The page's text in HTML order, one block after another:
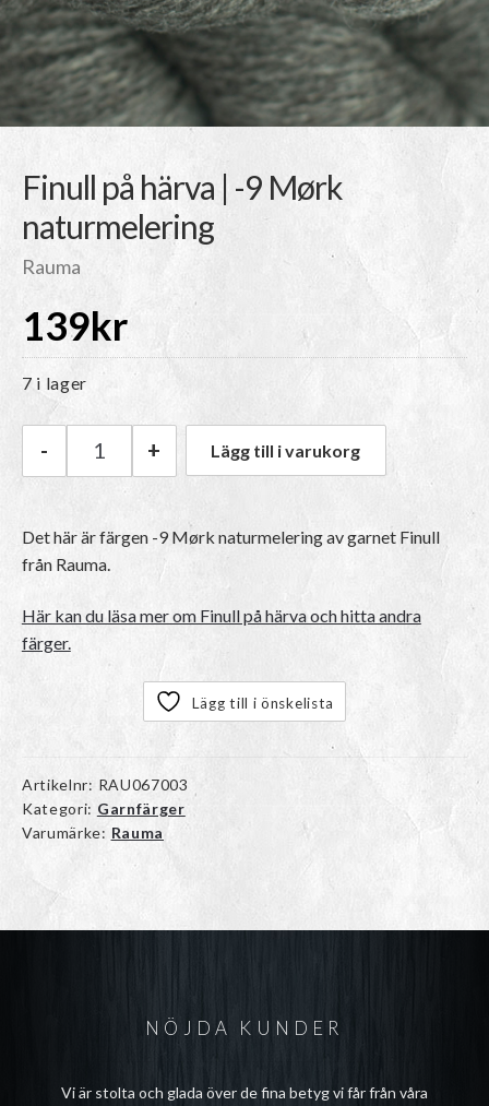
Finull på härva | -9 Mørk
naturmelering
Rauma
139kr
7 i lager
Rauma Finull på härva | -9 Mørk naturmelering
- + Lägg till i varukorg
Det här är färgen -9 Mørk naturmeleringav garnet Finull
från Rauma.
Här kan du läsa mer om Finull på härva och hitta andra
färger.
Lägg till i önskelista
Artikelnr: RAU067003
Kategori: Garnfärger
Varumärke: Rauma
NÖJDA KUNDER
Vi är stolta och glada över de fina betyg vi får från våra